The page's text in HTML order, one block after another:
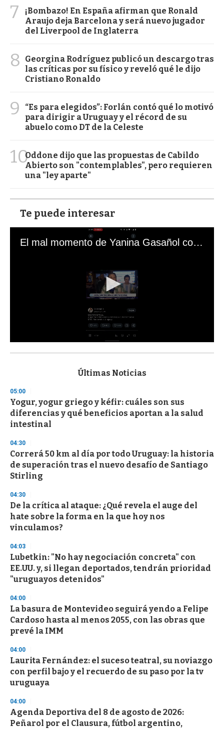
7
¡Bombazo! En España afirman que Ronald
Araujo deja Barcelona y será nuevo jugador
del Liverpool de Inglaterra
8
Georgina Rodríguez publicó un descargo tras
las críticas por su físico y reveló qué le dijo
Cristiano Ronaldo
9
“Es para elegidos”: Forlán contó qué lo motivó
para dirigir a Uruguay y el récord de su
abuelo como DT de la Celeste
10Oddone dijo que las propuestas de Cabildo
Abierto son "contemplables", pero requieren
una "ley aparte"
Te puede interesar
El mal momento de Yanina Gasañol con un hincha argentino en "Subrayado"
s
d
s
o
f
3
s
e
c
o
n
Últimas Noticias
05:00
Yogur, yogur griego y kéfir: cuáles son sus
diferencias y qué beneficios aportan a la salud
intestinal
04:30
Correrá 50 km al día por todo Uruguay: la historia
de superación tras el nuevo desafío de Santiago
Stirling
04:30
De la crítica al ataque: ¿Qué revela el auge del
hate sobre la forma en la que hoy nos
vinculamos?
04:03
Lubetkin: "No hay negociación concreta" con
EE.UU. y, si llegan deportados, tendrán prioridad
"uruguayos detenidos"
04:00
La basura de Montevideo seguirá yendo a Felipe
Cardoso hasta al menos 2055, con las obras que
prevé la IMM
04:00
Laurita Fernández: el suceso teatral, su noviazgo
con perfil bajo y el recuerdo de su paso por la tv
uruguaya
04:00
Agenda Deportiva del 8 de agosto de 2026:
Peñarol por el Clausura, fútbol argentino,